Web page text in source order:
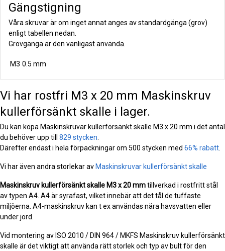
Gängstigning
Våra skruvar är om inget annat anges av standardgänga (grov)
enligt tabellen nedan.
Grovgänga är den vanligast använda.
M3 0.5 mm
Vi har rostfri M3 x 20 mm Maskinskruv
kullerförsänkt skalle i lager.
Du kan köpa Maskinskruvar kullerförsänkt skalle M3 x 20 mm i det antal
du behöver upp till 829 stycken
Därefter endast i hela förpackningar om 500 stycken med 66% rabatt
Vi har även andra storlekar av Maskinskruvar kullerförsänkt skalle
Maskinskruv kullerförsänkt skalle M3 x 20 mmtillverkad i rostfritt stål
av typen A4. A4 är syrafast, vilket innebär att det tål de tuffaste
miljöerna. A4-maskinskruv kan t ex användas nära havsvatten eller
under jord.
Vid montering av ISO 2010 / DIN 964 / MKFS Maskinskruv kullerförsänkt
skalle är det viktigt att använda rätt storlek och typ av bult för den